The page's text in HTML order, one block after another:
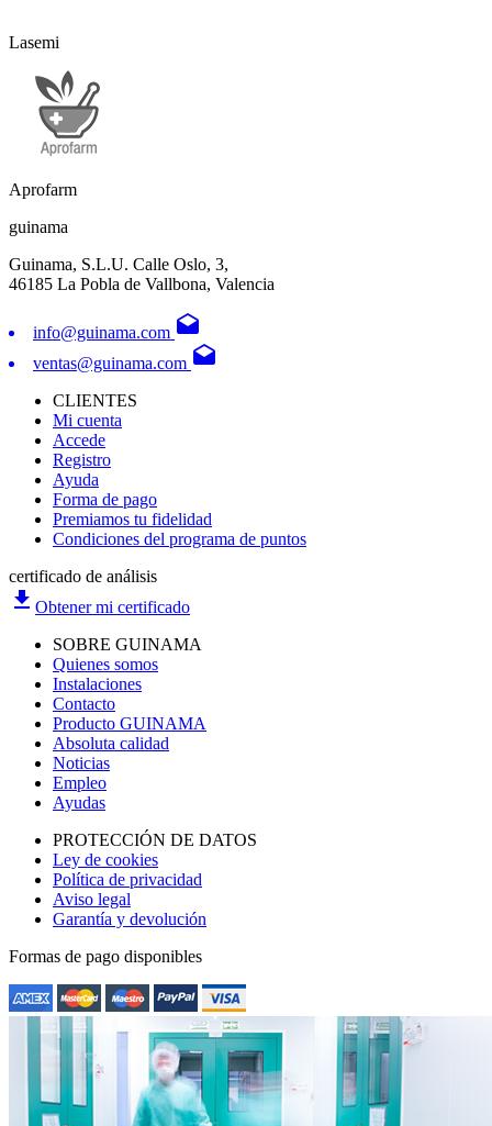
Lasemi
Aprofarm
guinama
Guinama, S.L.U. Calle Oslo, 3,
46185 La Pobla de Vallbona, Valencia
info@guinama.com drafts
ventas@guinama.com drafts
CLIENTES
Mi cuenta
Accede
Registro
Ayuda
Forma de pago
Premiamos tu fidelidad
Condiciones del programa de puntos
certificado de análisis
file_download Obtener mi certificado
SOBRE GUINAMA
Quienes somos
Instalaciones
Contacto
Producto GUINAMA
Absoluta calidad
Noticias
Empleo
Ayudas
PROTECCIÓN DE DATOS
Ley de cookies
Política de privacidad
Aviso legal
Garantía y devolución
Formas de pago disponibles